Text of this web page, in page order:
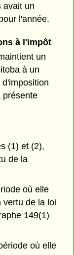
avait un
l'année.
à l'impôt
un
à un
présente
(1) et (2),
de la
où elle
vertu de la loi
149(1)
où elle